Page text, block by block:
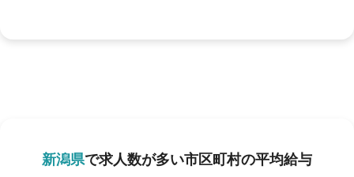
新潟県で求人数が多い市区町村の平均給与